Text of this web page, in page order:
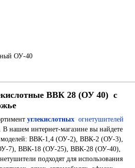
ОУ-40
ВВК 28 (ОУ 40) с
углекислотных огнетушителей
В нашем интернет-магазине вы найдете
моделей: ВВК-1,4 (ОУ-2), ВВК-2 (ОУ-3),
7), ВВК-18 (ОУ-25), ВВК-28 (ОУ-40),
подходят для использования